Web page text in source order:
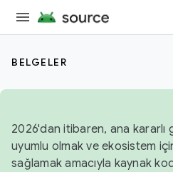
BELGELER
2026'dan itibaren, ana kararlı
uyumlu olmak ve ekosistem
sağlamak amacıyla kaynak